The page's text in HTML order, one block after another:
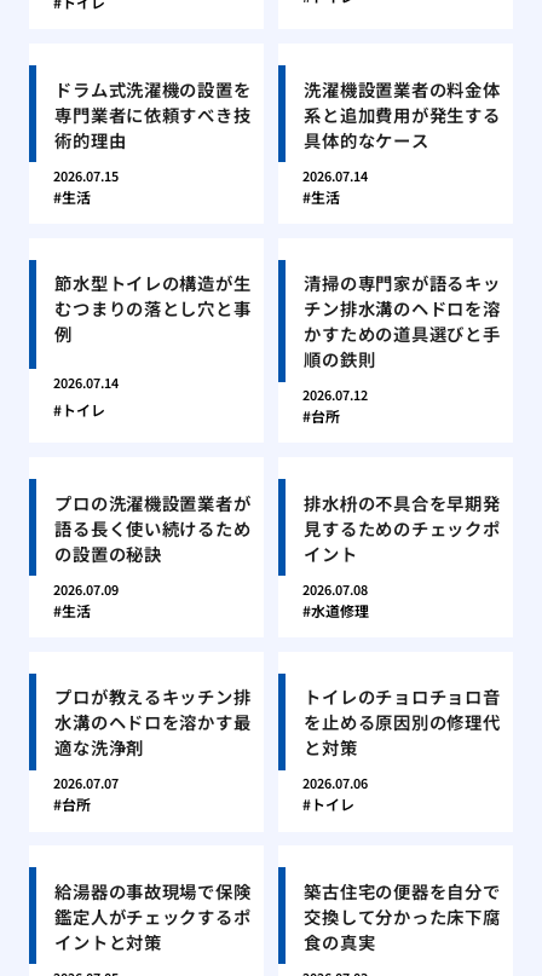
ドラム式洗濯機の設置を
専門業者に依頼すべき技
術的理由
2026.07.15
生活
洗濯機設置業者の料金体
系と追加費用が発生する
具体的なケース
2026.07.14
生活
節水型トイレの構造が生
むつまりの落とし穴と事
例
2026.07.14
トイレ
清掃の専門家が語るキッ
チン排水溝のヘドロを溶
かすための道具選びと手
順の鉄則
2026.07.12
台所
プロの洗濯機設置業者が
語る長く使い続けるため
の設置の秘訣
2026.07.09
生活
排水枡の不具合を早期発
見するためのチェックポ
イント
2026.07.08
水道修理
プロが教えるキッチン排
水溝のヘドロを溶かす最
適な洗浄剤
2026.07.07
台所
トイレのチョロチョロ音
を止める原因別の修理代
と対策
2026.07.06
トイレ
給湯器の事故現場で保険
鑑定人がチェックするポ
イントと対策
築古住宅の便器を自分で
交換して分かった床下腐
食の真実